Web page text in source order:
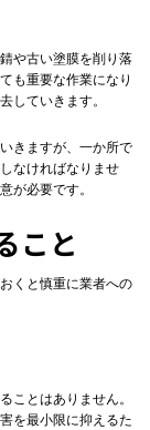
や古い塗膜を削り落
も重要な作業になり
していきます。
きますが、一か所で
なければなりませ
が必要です。
こと
くと慎重に業者への
ことはありません。
を最小限に抑えるた